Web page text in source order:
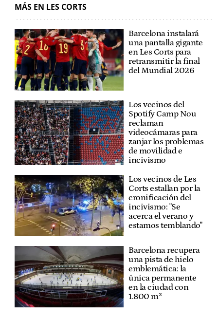
MÁS EN LES CORTS
Barcelona instalará
una pantalla gigante
en Les Corts para
retransmitir la final
del Mundial 2026
Los vecinos del
Spotify Camp Nou
reclaman
videocámaras para
zanjar los problemas
de movilidad e
incivismo
Los vecinos de Les
Corts estallan por la
cronificación del
incivismo: "Se
acerca el verano y
estamos temblando"
Barcelona recupera
una pista de hielo
emblemática: la
única permanente
en la ciudad con
1.800 m²